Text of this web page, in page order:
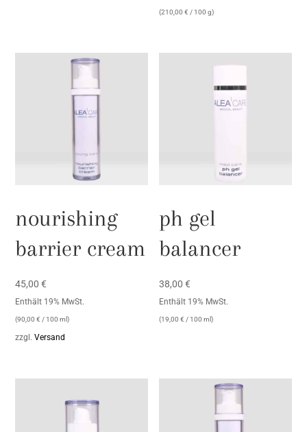
(210,00€ / 100 g)
nourishing
barrier cream
45,00€
Enthält 19% MwSt.
(90,00€ / 100 ml)
zzgl.Versand
ph gel
balancer
38,00€
Enthält 19% MwSt.
(19,00€ / 100 ml)